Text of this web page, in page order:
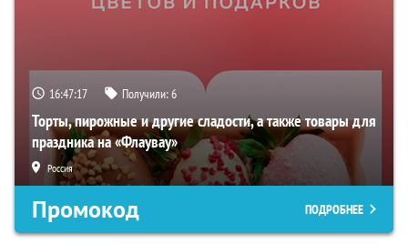
16:47:16 Получили:6
Торты, пирожные и другие сладости, а также товары для
праздника на «Флаувау»
Россия
Промокод ПОДРОБНЕЕ